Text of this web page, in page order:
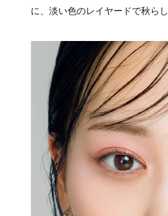
に、淡い色のレイヤードで秋ら